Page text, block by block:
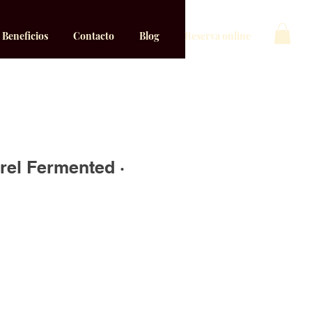
Beneficios Contacto Blog Reserva online
Fermented ·